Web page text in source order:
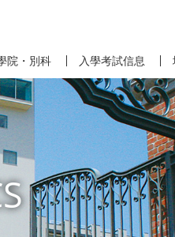
院・別科 入學考試信息